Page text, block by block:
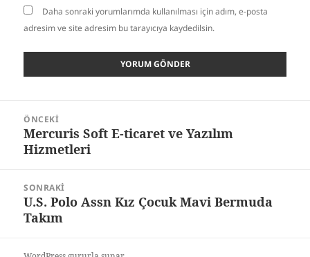
Daha sonraki yorumlarımda kullanılması için adım, e-posta
adresim ve site adresim bu tarayıcıya kaydedilsin.
gezinmesi
ÖNCEKI
Önceki
yazı:
Mercuris Soft E-ticaret ve Yazılım
Hizmetleri
SONRAKI
Sonraki
yazı:
U.S. Polo Assn Kız Çocuk Mavi Bermuda
Takım